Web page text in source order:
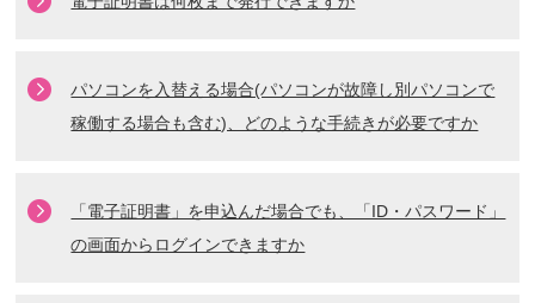
パソコンを入替える場合(パソコンが故障し別パソコンで
稼働する場合も含む)、どのような手続きが必要ですか
「電子証明書」を申込んだ場合でも、「ID・パスワード」
の画面からログインできますか